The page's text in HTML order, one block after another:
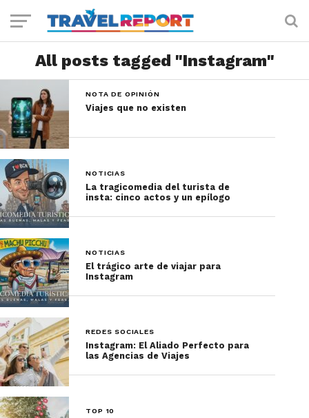
All posts tagged "Instagram"
NOTA DE OPINIÓN
Viajes que no existen
NOTICIAS
La tragicomedia del turista de
insta: cinco actos y un epílogo
NOTICIAS
El trágico arte de viajar para
Instagram
REDES SOCIALES
Instagram: El Aliado Perfecto para
las Agencias de Viajes
TOP 10